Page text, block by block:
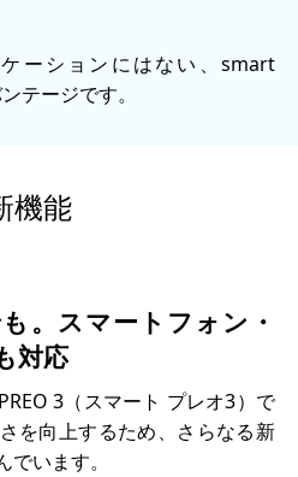
ーションにはない、smart
テージです。
機能
。スマートフォン・
対応
3（スマート プレオ3）で
を向上するため、さらなる新
います。